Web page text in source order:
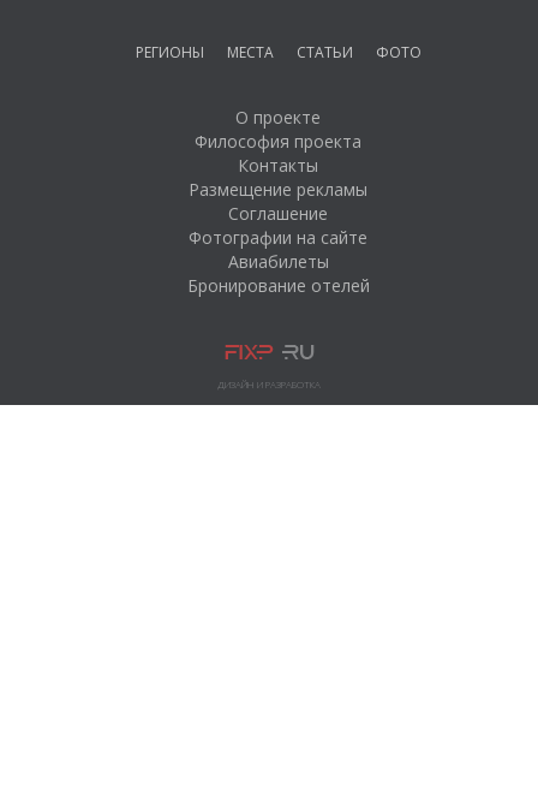
РЕГИОНЫ МЕСТА СТАТЬИ ФОТО
О проекте
Философия проекта
Контакты
Размещение рекламы
Соглашение
Фотографии на сайте
Авиабилеты
Бронирование отелей
ДИЗАЙН И РАЗРАБОТКА